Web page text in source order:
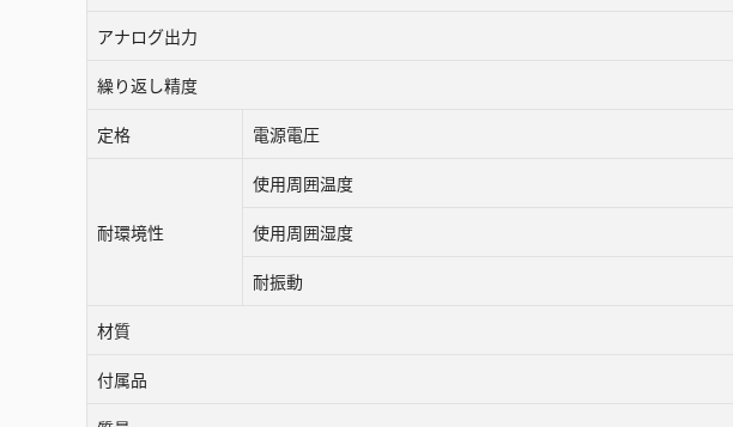
アナログ出力
繰り返し精度
定格 電源電圧
耐環境性
使用周囲温度
使用周囲湿度
耐振動
材質
付属品